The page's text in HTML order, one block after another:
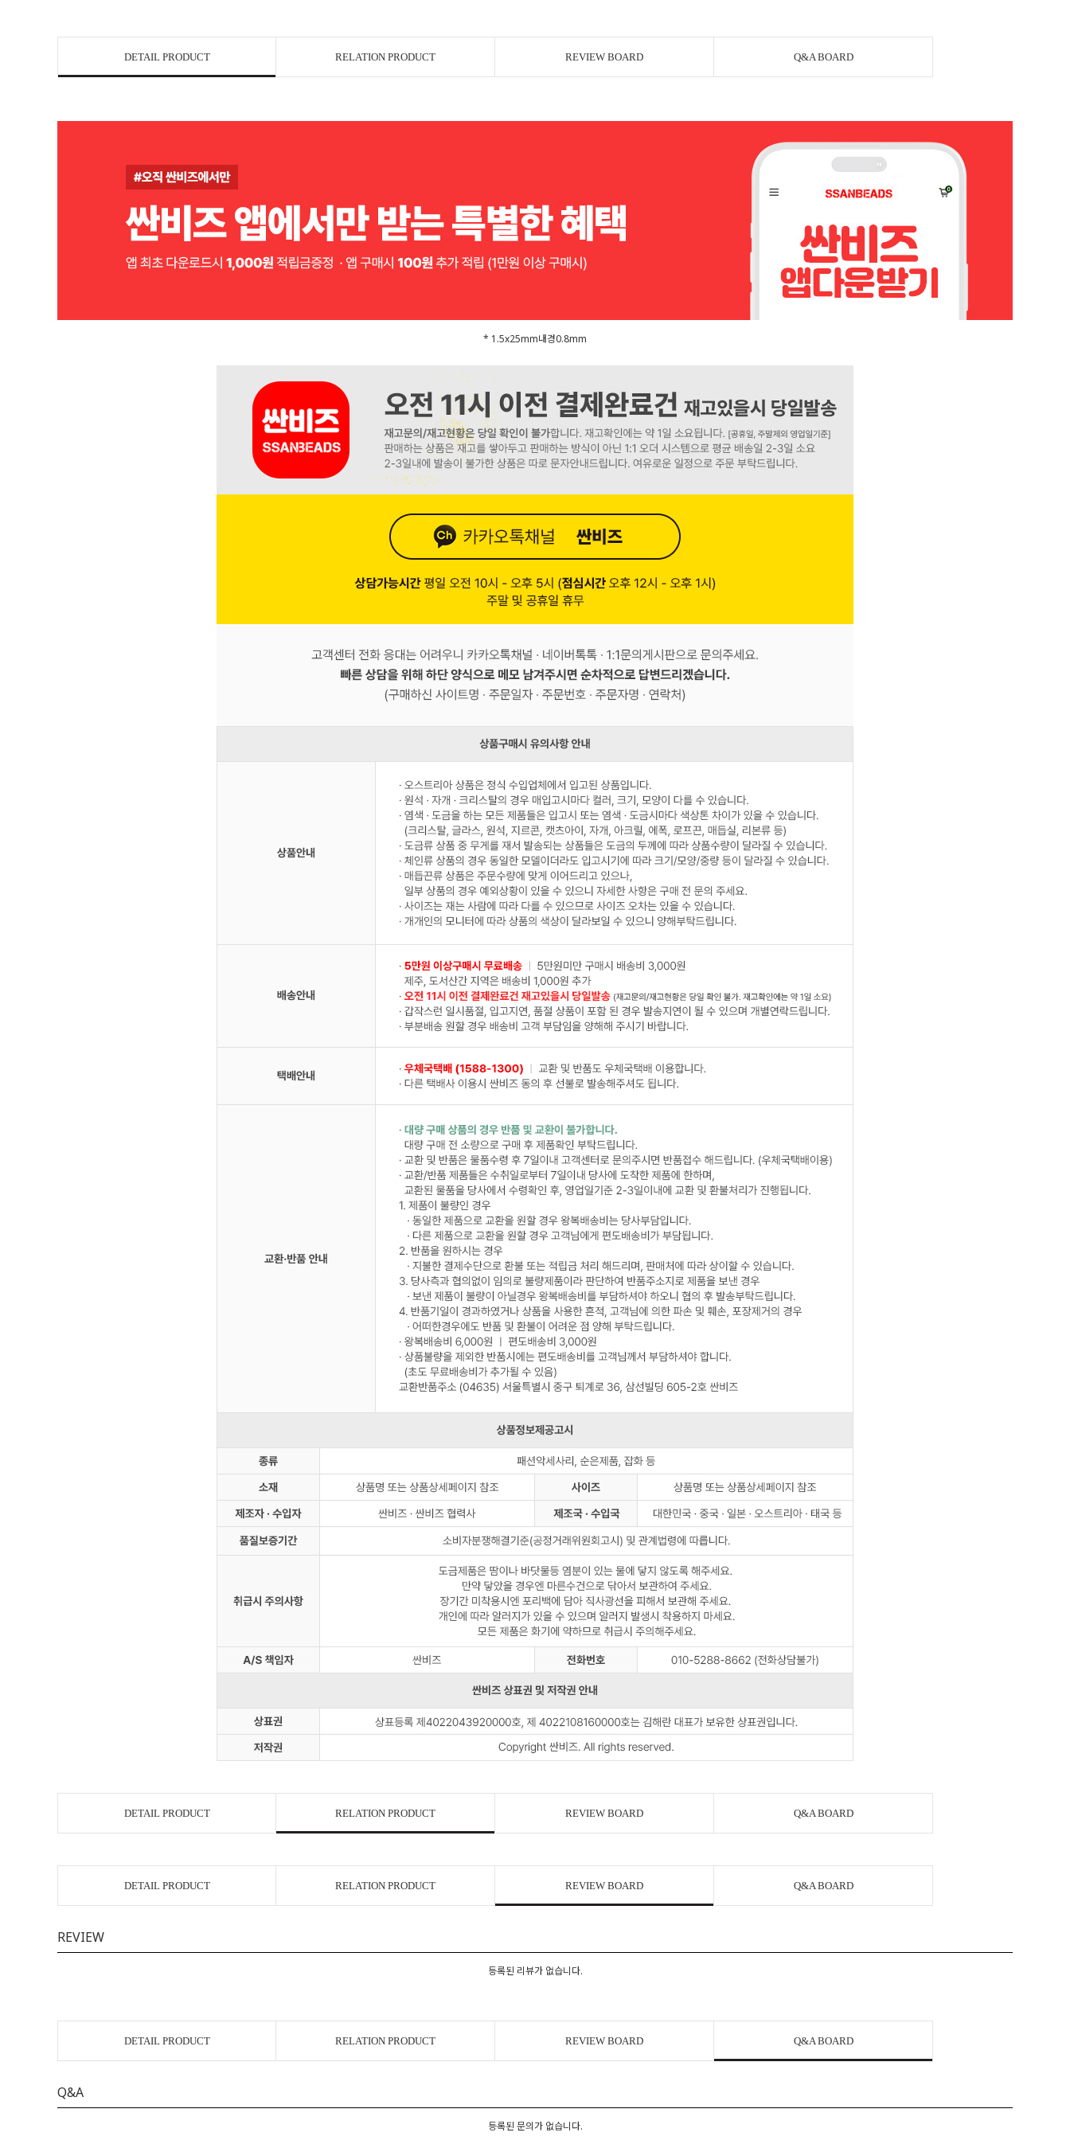
DETAIL PRODUCT RELATION PRODUCT REVIEW BOARD Q&A BOARD
* 1.5x25mm내경0.8mm
DETAIL PRODUCT RELATION PRODUCT REVIEW BOARD Q&A BOARD
DETAIL PRODUCT RELATION PRODUCT REVIEW BOARD Q&A BOARD
REVIEW
등록된 리뷰가 없습니다.
DETAIL PRODUCT RELATION PRODUCT REVIEW BOARD Q&A BOARD
Q&A
등록된 문의가 없습니다.